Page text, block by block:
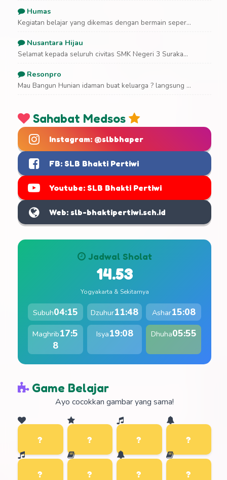
Humas
Kegiatan belajar yang dikemas dengan bermain seper...
Nusantara Hijau
Selamat kepada seluruh civitas SMK Negeri 3 Suraka...
Resonpro
Mau Bangun Hunian idaman buat keluarga ? langsung ...
Sahabat Medsos
Instagram: @slbbhaper
FB: SLB Bhakti Pertiwi
Youtube: SLB Bhakti Pertiwi
Web: slb-bhaktipertiwi.sch.id
Jadwal Sholat
14.53
Yogyakarta & Sekitarnya
Subuh04:15 Dzuhur11:48 Ashar15:08
Maghrib17:5
8
Isya19:08 Dhuha05:55
Game Belajar
Ayo cocokkan gambar yang sama!